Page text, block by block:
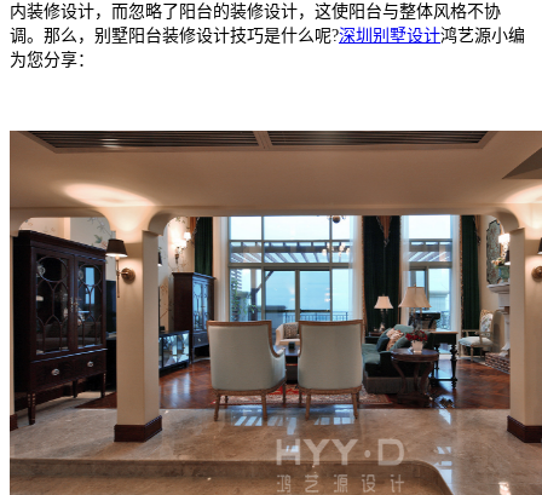
内装修设计，而忽略了阳台的装修设计，这使阳台与整体风格不协
调。那么，别墅阳台装修设计技巧是什么呢?深圳别墅设计鸿艺源小编
为您分享：